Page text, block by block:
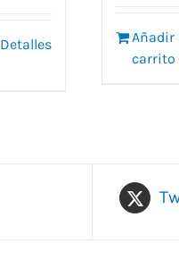
Detalles
Añadir
carrito